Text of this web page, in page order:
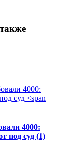
4000:
под суд (1)